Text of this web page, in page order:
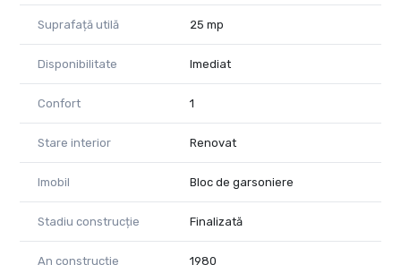
Suprafață utilă 25 mp
Disponibilitate Imediat
Confort 1
Stare interior Renovat
Imobil Bloc de garsoniere
Stadiu construcție Finalizată
An construcție 1980